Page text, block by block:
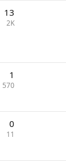
13
2K
1
570
0
11